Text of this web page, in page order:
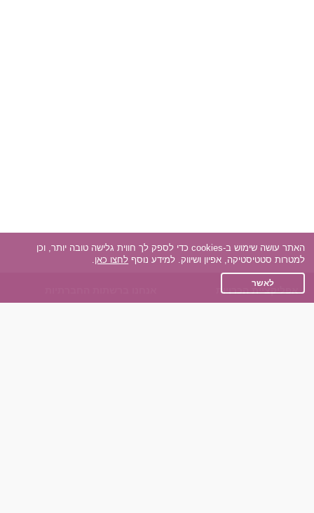
אפליקציית הכרויות
האתר עושה שימוש ב-cookies כדי לספק לך חווית גלישה טובה יותר, וכן
למטרות סטטיסטיקה, אפיון ושיווק. למידע נוסף לחצו כאן.
לאשר